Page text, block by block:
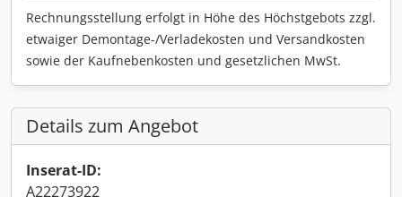
Rechnungsstellung erfolgt in Höhe des Höchstgebots zzgl.
etwaiger Demontage-/Verladekosten und Versandkosten
sowie der Kaufnebenkosten und gesetzlichen MwSt.
Details zum Angebot
Inserat-ID:
A22273922